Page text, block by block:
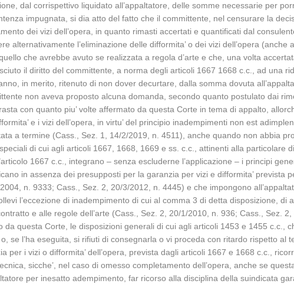
dal corrispettivo liquidato all’appaltatore, delle somme necessarie per
impugnata, si dia atto del fatto che il committente, nel censurare la
dei vizi dell’opera, in quanto rimasti accertati e quantificati dal
alternativamente l’eliminazione delle difformita’ o dei vizi dell’opera
che avrebbe avuto se realizzata a regola d’arte e che, una volta
il diritto del committente, a norma degli articoli 1667 1668 c.c., ad una
in merito, ritenuto di non dover decurtare, dalla somma dovuta
non aveva proposto alcuna domanda, secondo quanto postulato dai
con quanto piu’ volte affermato da questa Corte in tema di appalto,
e i vizi dell’opera, in virtu’ del principio inadempimenti non est
a termine (Cass., Sez. 1, 14/2/2019, n. 4511), anche quando non abbia
di cui agli articoli 1667, 1668, 1669 e ss. c.c., attinenti alla particolare
1667 c.c., integrano – senza escluderne l’applicazione – i principi
in assenza dei presupposti per la garanzia per vizi e difformita’
n. 9333; Cass., Sez. 2, 20/3/2012, n. 4445) e che impongono
l’eccezione di inadempimento di cui al comma 3 di detta disposizione,
e alle regole dell’arte (Cass., Sez. 2, 20/1/2010, n. 936; Cass., Sez. 2,
questa Corte, le disposizioni generali di cui agli articoli 1453 e 1455 c.c.,
se l’ha eseguita, si rifiuti di consegnarla o vi proceda con ritardo rispetto al
per i vizi o difformita’ dell’opera, prevista dagli articoli 1667 e 1668 c.c.,
sicche’, nel caso di omesso completamento dell’opera, anche se
per inesatto adempimento, far ricorso alla disciplina della suindicata